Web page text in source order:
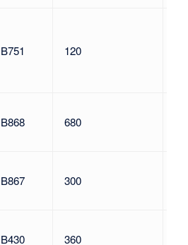
B751 120
B868 680
B867 300
B430 360